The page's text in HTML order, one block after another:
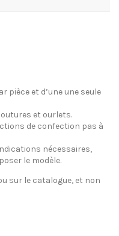
pièce et d’une une seule
et ourlets.
de confection pas à
nécessaires,
le modèle.
sur le catalogue, et non